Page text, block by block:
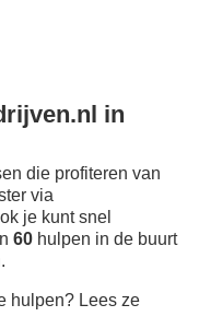
in
die profiteren van
via
je kunt snel
60 hulpen in de buurt
hulpen? Lees ze